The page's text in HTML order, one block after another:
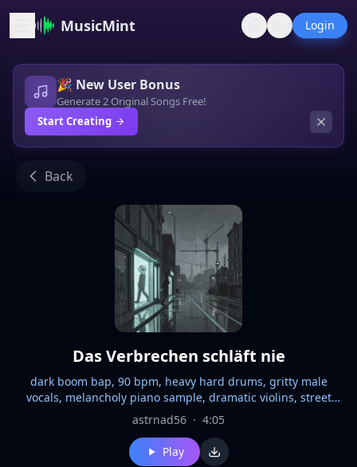
MusicMint Login
🎉 New User Bonus
Generate 2 Original Songs Free!
Start Creating
Back
Das Verbrechen schläft nie
dark boom bap, 90 bpm, heavy hard drums, gritty male
vocals, melancholy piano sample, dramatic violins, street
rap, cinematic atmosphere, emotional bridge
astrnad56 · 4:05
Play